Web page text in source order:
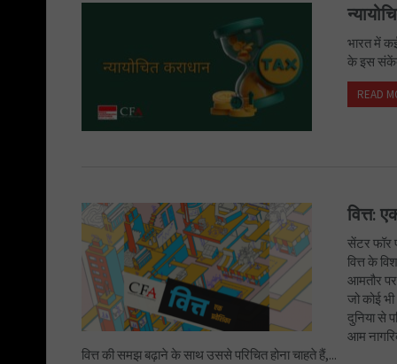
भारत में
के इस
READ
वित्त:
सेंटर फॉर
वित्त के
आमतौर पर
जो कोई
दुनिया से
आम
वित्त की समझ बढ़ाने के साथ उससे परिचित होना चाहते हैं,...